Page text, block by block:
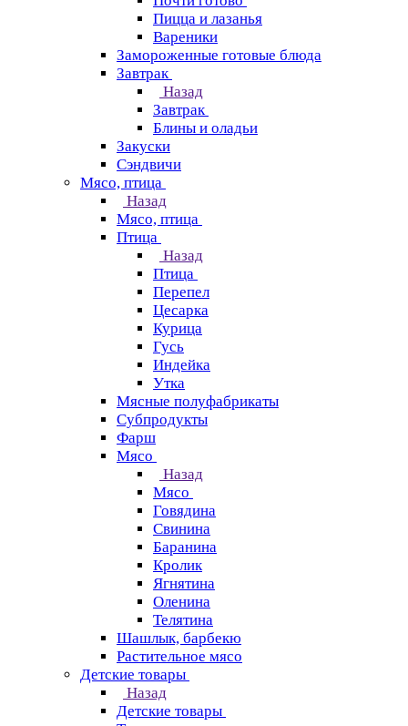
Пицца и лазанья
Вареники
Замороженные готовые блюда
Завтрак
Назад
Завтрак
Блины и оладьи
Закуски
Сэндвичи
Мясо, птица
Назад
Мясо, птица
Птица
Назад
Птица
Перепел
Цесарка
Курица
Гусь
Индейка
Утка
Мясные полуфабрикаты
Субпродукты
Фарш
Мясо
Назад
Мясо
Говядина
Свинина
Баранина
Кролик
Ягнятина
Оленина
Телятина
Шашлык, барбекю
Растительное мясо
Детские товары
Назад
Детские товары